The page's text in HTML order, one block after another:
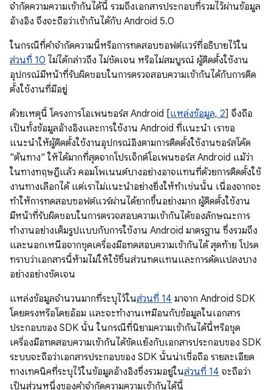
จำกัดความความเข้ากันได้นี้ รวมถึงเอกสารประกอบที่รวมไว้ผ่านข้อมูล
อ้างอิง จึงจะถือว่าเข้ากันได้กับ Android 5.0
ในกรณีที่คำจำกัดความนี้หรือการทดสอบซอฟต์แวร์ที่อธิบายไว้ใน
ส่วนที่ 10 ไม่ได้กล่าวถึง ไม่ชัดเจน หรือไม่สมบูรณ์ ผู้ติดตั้งใช้งาน
อุปกรณ์มีหน้าที่รับผิดชอบในการตรวจสอบความเข้ากันได้กับการติด
ตั้งใช้งานที่มีอยู่
ด้วยเหตุนี้ โครงการโอเพนซอร์ส Android [แหล่งข้อมูล, 2] จึงถือ
เป็นทั้งข้อมูลอ้างอิงและการใช้งาน Android ที่แนะนำ เราขอ
แนะนำให้ผู้ติดตั้งใช้งานอุปกรณ์อิงตามการติดตั้งใช้งานซอร์สโค้ด
"ต้นทาง" ให้ได้มากที่สุดจากโปรเจ็กต์โอเพนซอร์ส Android แม้ว่า
ในทางทฤษฎีแล้ว คอมโพเนนต์บางอย่างอาจแทนที่ด้วยการติดตั้งใช้
งานทางเลือกได้ แต่เราไม่แนะนําอย่างยิ่งให้ทําเช่นนั้น เนื่องจากจะ
ทำให้การทดสอบซอฟต์แวร์ผ่านได้ยากขึ้นอย่างมาก ผู้ติดตั้งใช้งาน
มีหน้าที่รับผิดชอบในการตรวจสอบความเข้ากันได้ของลักษณะการ
ทำงานอย่างเต็มรูปแบบกับการใช้งาน Android มาตรฐาน ซึ่งรวมถึง
และนอกเหนือจากชุดเครื่องมือทดสอบความเข้ากันได้ สุดท้าย โปรด
ทราบว่าเอกสารนี้ห้ามไม่ให้ใช้ชิ้นส่วนทดแทนและการดัดแปลงบาง
อย่างอย่างชัดเจน
แหล่งข้อมูลจำนวนมากที่ระบุไว้ในส่วนที่ 14 มาจาก Android SDK
โดยตรงหรือโดยอ้อม และจะทํางานเหมือนกับข้อมูลในเอกสาร
ประกอบของ SDK นั้น ในกรณีที่นิยามความเข้ากันได้นี้หรือชุด
เครื่องมือทดสอบความเข้ากันได้ขัดแย้งกับเอกสารประกอบของ SDK
ระบบจะถือว่าเอกสารประกอบของ SDK นั้นน่าเชื่อถือ รายละเอียด
ทางเทคนิคที่ระบุไว้ในข้อมูลอ้างอิงซึ่งรวมอยู่ในส่วนที่ 14 จะถือว่า
เป็นส่วนหนึ่งของคำจำกัดความความเข้ากันได้นี้